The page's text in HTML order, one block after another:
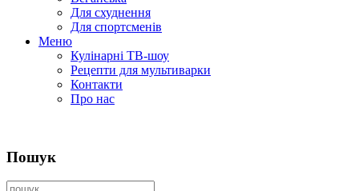
Для схуднення
Для спортсменів
Меню
Кулінарні ТВ-шоу
Рецепти для мультиварки
Контакти
Про нас
Пошук